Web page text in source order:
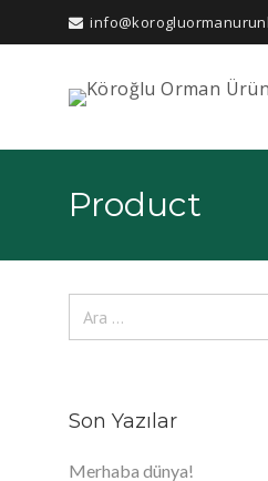
Arama:
Product
Son Yazılar
Merhaba dünya!